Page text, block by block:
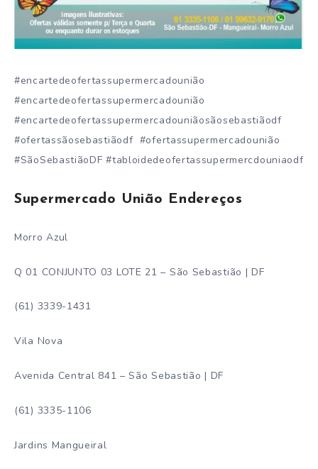
#encartedeofertassupermercadounião
#encartedeofertassupermercadounião
#encartedeofertassupermercadouniãosãosebastiãodf
#ofertassãosebastiãodf #ofertassupermercadounião
#SãoSebastiãoDF #tabloidedeofertassupermercdouniaodf
Supermercado União Endereços
Morro Azul
Q 01 CONJUNTO 03 LOTE 21 – São Sebastião | DF
(61) 3339-1431
Vila Nova
Avenida Central 841 – São Sebastião | DF
(61) 3335-1106
Jardins Mangueiral